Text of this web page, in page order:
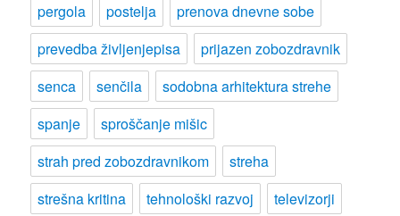
pergola
postelja
prenova dnevne sobe
prevedba življenjepisa
prijazen zobozdravnik
senca
senčila
sodobna arhitektura strehe
spanje
sproščanje mišic
strah pred zobozdravnikom
streha
strešna kritina
tehnološki razvoj televizorji